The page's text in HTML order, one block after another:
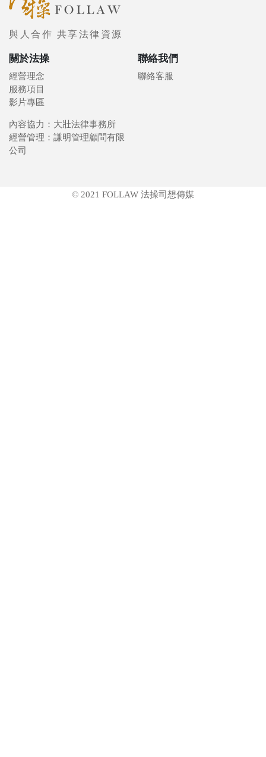
與人合作 共享法律資源
關於法操
經營理念
服務項目
影片專區
聯絡我們
聯絡客服
內容協力：大壯法律事務所
經營管理：謙明管理顧問有限
公司
© 2021 FOLLAW 法操司想傳媒